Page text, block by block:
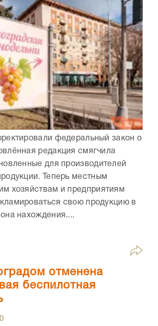
федеральный закон о
редакция смягчила
для производителей
Теперь местным
хозяйствам и предприятиям
свою продукцию в
нахождения....
отменена
беспилотная